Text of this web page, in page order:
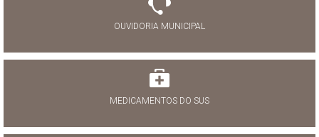
OUVIDORIA MUNICIPAL
MEDICAMENTOS DO SUS